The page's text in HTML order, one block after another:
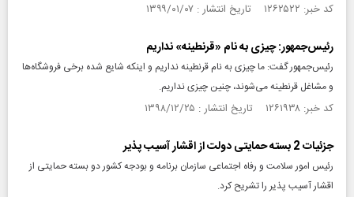
کد خبر: ۱۲۶۲۵۲۲ تاریخ انتشار : ۱۳۹۹/۰۱/۰۷
رئیس‌جمهور: چیزی به نام «قرنطینه» نداریم
رئیس‌جمهور گفت: ما چیزی به نام قرنطینه نداریم و اینکه شایع شده برخی فروشگاه‌ها
و مشاغل قرنطینه می‌شوند، چنین چیزی نداریم.
کد خبر: ۱۲۶۱۹۳۸ تاریخ انتشار : ۱۳۹۸/۱۲/۲۵
جزئیات 2 بسته حمایتی دولت از اقشار آسیب پذیر
رئیس امور سلامت و رفاه اجتماعی سازمان برنامه و بودجه کشور دو بسته حمایتی از
اقشار آسیب پذیر را تشریح کرد.